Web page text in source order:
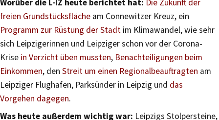
Worüber die L-IZ heute berichtet hat: Die Zukunft der
freien Grundstücksfläche am Connewitzer Kreuz, ein
Programm zur Rüstung der Stadt im Klimawandel, wie sehr
sich Leipzigerinnen und Leipziger schon vor der Corona-
Krise in Verzicht üben mussten, Benachteiligungen beim
Einkommen, den Streit um einen Regionalbeauftragten am
Leipziger Flughafen, Parksünder in Leipzig und das
Vorgehen dagegen.
Was heute außerdem wichtig war: Leipzigs Stolpersteine,